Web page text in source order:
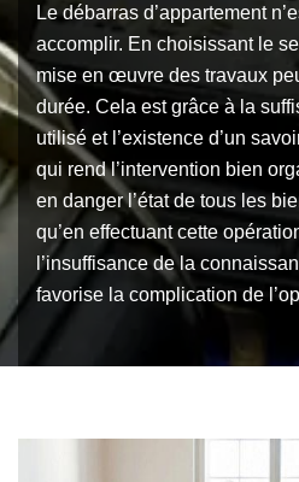
Le débarras d’appartement
accomplir. En choisissant le
mise en œuvre des travaux
durée. Cela est grâce à la
utilisé et l’existence d’un
qui rend l’intervention bien
en danger l’état de tous les
qu’en effectuant cette
l’insuffisance de la
favorise la complication de